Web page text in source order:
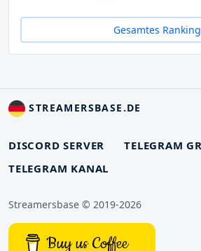
Gesamtes Ranking
STREAMERSBASE.DE
DISCORD SERVER
TELEGRAM
TELEGRAM KANAL
Streamersbase © 2019-2026
Buy us Coffee